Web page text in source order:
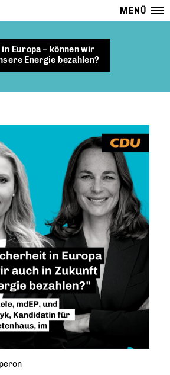
MENÜ
Europa – können wir
Energie bezahlen?